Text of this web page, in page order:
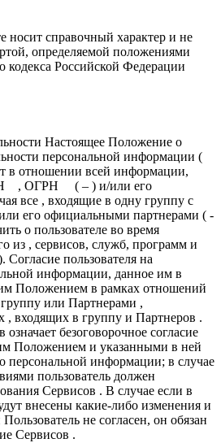
носит справочный характер и не
определяемой положениями
кодекса Российской Федерации
Настоящее Положение о
персональной информации (
в отношении всей информации,
, ОГРН ( – ) и/или его
все , входящие в одну группу с
его официальными партнерами ( -
о пользователе во время
из , сервисов, служб, программ и
пользователя на
информации, данное им в
Положением в рамках отношений
или Партнерами ,
, входящих в группу и Партнеров .
безоговорочное согласие
Положением и указанными в ней
персональной информации; в случае
пользователь должен
Сервисов . В случае если в
внесены какие-либо изменения и
не согласен, он обязан
Сервисов .